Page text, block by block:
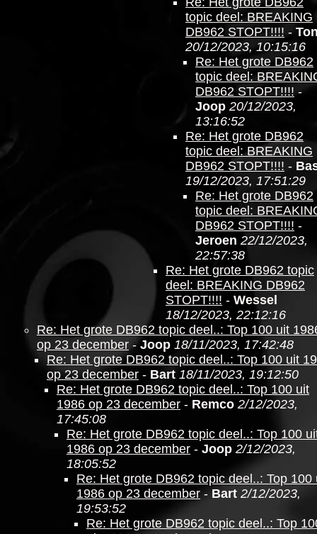
topic deel: BREAKING
DB962 STOPT!!!! -
20/12/2023, 10:15:16
Re: Het grote DB962
topic deel:
DB962 STOPT!!!! -
Joop 20/12/2023,
13:16:52
Re: Het grote DB962
topic deel: BREAKING
DB962 STOPT!!!! -
19/12/2023, 17:51:29
Re: Het grote DB962
topic deel:
DB962 STOPT!!!! -
Jeroen 22/12/2023,
22:57:38
Re: Het grote DB962 topic
deel: BREAKING DB962
STOPT!!!! - Wessel
18/12/2023, 22:12:16
Re: Het grote DB962 topic deel..: Top 100 uit
op 23 december - Joop 18/11/2023, 17:42:48
Re: Het grote DB962 topic deel..: Top 100 uit
op 23 december - Bart 18/11/2023, 19:12:50
Re: Het grote DB962 topic deel..: Top 100 uit
1986 op 23 december - Remco 2/12/2023,
17:45:08
Re: Het grote DB962 topic deel..: Top 100
1986 op 23 december - Joop 2/12/2023,
18:05:52
Re: Het grote DB962 topic deel..: Top 100
1986 op 23 december - Bart 2/12/2023,
19:53:52
Re: Het grote DB962 topic deel..: Top